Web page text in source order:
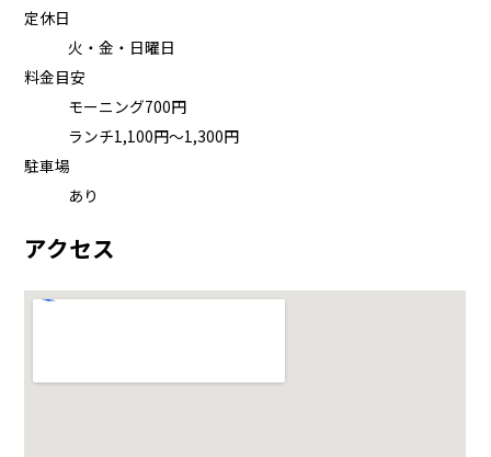
定休日
火・金・日曜日
料金目安
モーニング700円
ランチ1,100円～1,300円
駐車場
あり
アクセス